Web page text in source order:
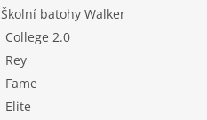
Školní batohy Walker
College 2.0
Rey
Fame
Elite